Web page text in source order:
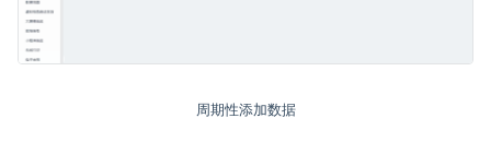
周期性添加数据